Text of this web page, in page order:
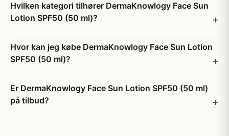
Hvilken kategori tilhører DermaKnowlogy Face Sun
Lotion SPF50 (50 ml)?
Hvor kan jeg købe DermaKnowlogy Face Sun Lotion
SPF50 (50 ml)?
Er DermaKnowlogy Face Sun Lotion SPF50 (50 ml)
på tilbud?